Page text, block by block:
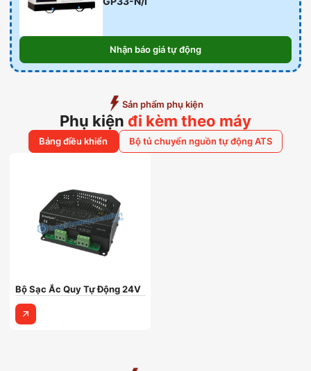
Nhận báo giá tự động
Sản phẩm phụ kiện
Phụ kiện đi kèm theo máy
Bảng điều khiển Bộ tủ chuyển nguồn tự động ATS
Bộ Sạc Ắc Quy Tự Động 24V